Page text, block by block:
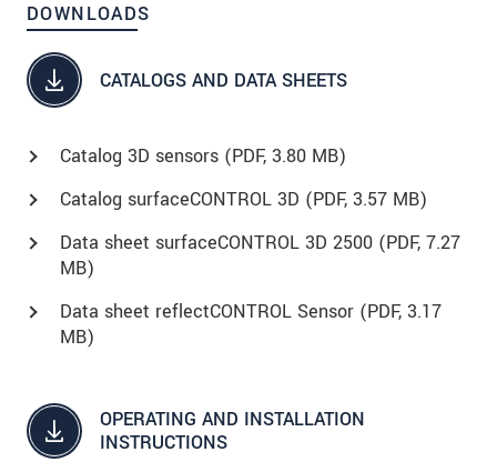
DOWNLOADS
CATALOGS AND DATA SHEETS
Catalog 3D sensors (PDF, 3.80 MB)
Catalog surfaceCONTROL 3D (PDF, 3.57 MB)
Data sheet surfaceCONTROL 3D 2500 (PDF, 7.27
MB)
Data sheet reflectCONTROL Sensor (PDF, 3.17
MB)
OPERATING AND INSTALLATION
INSTRUCTIONS